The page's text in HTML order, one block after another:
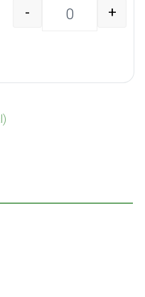
Set Vera CP-376
- +